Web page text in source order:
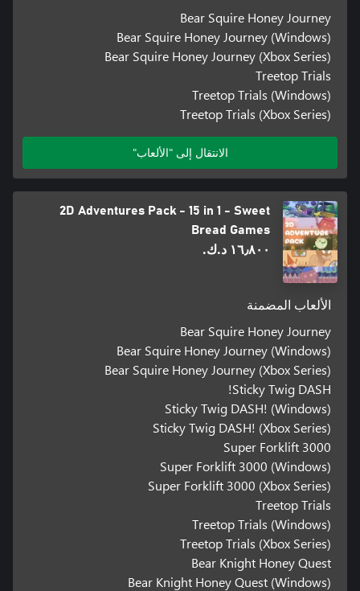
Bear Squire Honey Journey
Bear Squire Honey Journey (Windows)
Bear Squire Honey Journey (Xbox Series)
Treetop Trials
Treetop Trials (Windows)
Treetop Trials (Xbox Series)
الانتقال إلى "الألعاب"
2D Adventures Pack - 15 in 1 - Sweet
Bread Games
١٦٫٨٠٠ د.ك.‏
الألعاب المضمنة
Bear Squire Honey Journey
Bear Squire Honey Journey (Windows)
Bear Squire Honey Journey (Xbox Series)
Sticky Twig DASH!
Sticky Twig DASH! (Windows)
Sticky Twig DASH! (Xbox Series)
Super Forklift 3000
Super Forklift 3000 (Windows)
Super Forklift 3000 (Xbox Series)
Treetop Trials
Treetop Trials (Windows)
Treetop Trials (Xbox Series)
Bear Knight Honey Quest
Bear Knight Honey Quest (Windows)